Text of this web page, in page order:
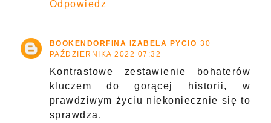
Odpowiedz
BOOKENDORFINA IZABELA PYCIO 30
PAŹDZIERNIKA 2022 07:32
Kontrastowe zestawienie bohaterów
kluczem do gorącej historii, w
prawdziwym życiu niekoniecznie się to
sprawdza.